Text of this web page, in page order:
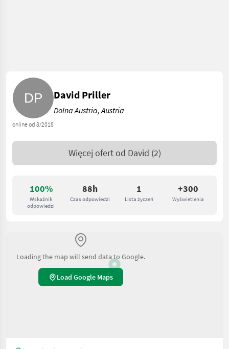
100%
Wskaźnik
odpowiedzi
88h
Czas odpowiedzi
1
Lista życzeń
+300
Wyświetlenia
online od 8/2018
David Priller
Dolna Austria, Austria
Więcej ofert od David (2)
Loading the map will send data to Google.
Load Google Maps